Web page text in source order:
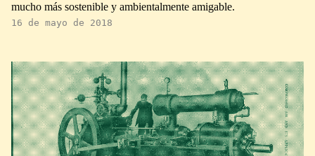
mucho más sostenible y ambientalmente amigable.
16 de mayo de 2018